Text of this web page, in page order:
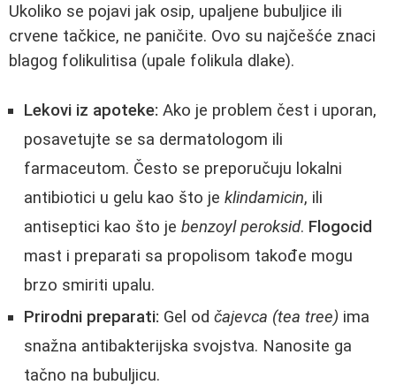
Ukoliko se pojavi jak osip, upaljene bubuljice ili
crvene tačkice, ne paničite. Ovo su najčešće znaci
blagog folikulitisa (upale folikula dlake).
Lekovi iz apoteke: Ako je problem čest i uporan,
posavetujte se sa dermatologom ili
farmaceutom. Često se preporučuju lokalni
antibiotici u gelu kao što je klindamicin, ili
antiseptici kao što je benzoyl peroksid. Flogocid
mast i preparati sa propolisom takođe mogu
brzo smiriti upalu.
Prirodni preparati: Gel od čajevca (tea tree) ima
snažna antibakterijska svojstva. Nanosite ga
tačno na bubuljicu.